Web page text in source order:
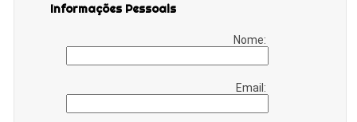
Informações Pessoais
Nome:
Email: